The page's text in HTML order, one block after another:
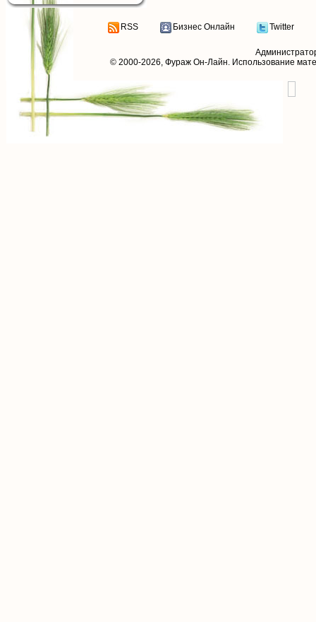
RSS Бизнес Онлайн Twitter
© 2000-2026, Фураж Он-Лайн. Использование